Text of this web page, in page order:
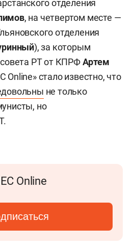
отделения
, на четвертом месте —
отделения
), за которым
РТот КПРФАртем
Online» стало известно, что
не только
но
Online